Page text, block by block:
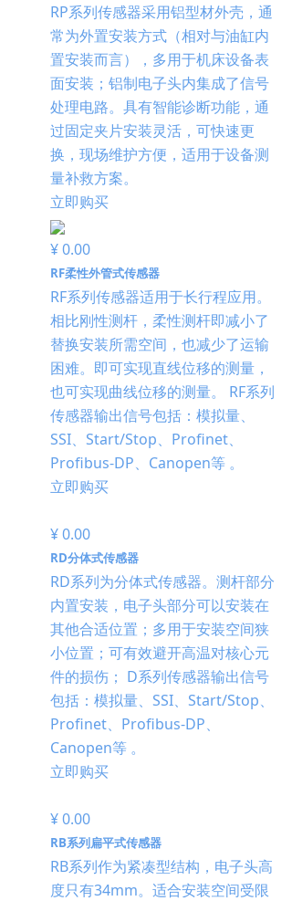
RP系列传感器采用铝型材外壳，通
常为外置安装方式（相对与油缸内
置安装而言），多用于机床设备表
面安装；铝制电子头内集成了信号
处理电路。具有智能诊断功能，通
过固定夹片安装灵活，可快速更
换，现场维护方便，适用于设备测
量补救方案。
立即购买
¥ 0.00
RF柔性外管式传感器
RF系列传感器适用于长行程应用。
相比刚性测杆，柔性测杆即减小了
替换安装所需空间，也减少了运输
困难。即可实现直线位移的测量，
也可实现曲线位移的测量。 RF系列
传感器输出信号包括：模拟量、
SSI、Start/Stop、Profinet、
Profibus-DP、Canopen等 。
立即购买
¥ 0.00
RD分体式传感器
RD系列为分体式传感器。测杆部分
内置安装，电子头部分可以安装在
其他合适位置；多用于安装空间狭
小位置；可有效避开高温对核心元
件的损伤； D系列传感器输出信号
包括：模拟量、SSI、Start/Stop、
Profinet、Profibus-DP、
Canopen等 。
立即购买
¥ 0.00
RB系列扁平式传感器
RB系列作为紧凑型结构，电子头高
度只有34mm。适合安装空间受限